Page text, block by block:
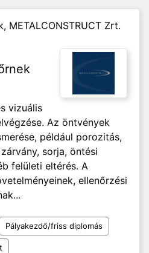
METALCONSTRUCT Zrt.
vizuális
Az öntvények
például porozitás,
sorja, öntési
felületi eltérés. A
ellenőrzési
Pályakezdő/friss diplomás